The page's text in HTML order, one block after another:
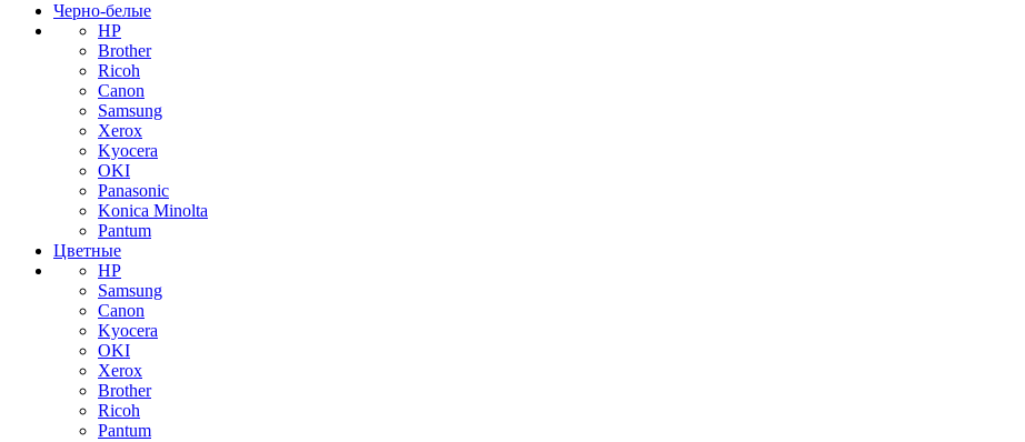
Черно-белые
HP
Brother
Ricoh
Canon
Samsung
Xerox
Kyocera
OKI
Panasonic
Konica Minolta
Pantum
Цветные
HP
Samsung
Canon
Kyocera
OKI
Xerox
Brother
Ricoh
Pantum